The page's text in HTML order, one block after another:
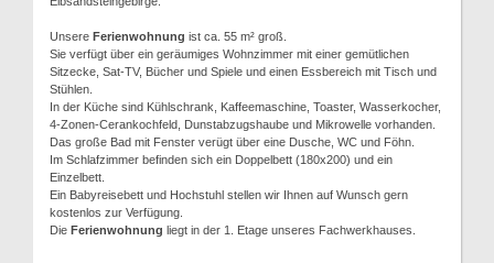
Unsere Ferienwohnung ist ca. 55 m² groß.
Sie verfügt über ein geräumiges Wohnzimmer mit einer gemütlichen
Sitzecke, Sat-TV, Bücher und Spiele und einen Essbereich mit Tisch und
Stühlen.
In der Küche sind Kühlschrank, Kaffeemaschine, Toaster, Wasserkocher,
4-Zonen-Cerankochfeld, Dunstabzugshaube und Mikrowelle vorhanden.
Das große Bad mit Fenster verügt über eine Dusche, WC und Föhn.
Im Schlafzimmer befinden sich ein Doppelbett (180x200) und ein
Einzelbett.
Ein Babyreisebett und Hochstuhl stellen wir Ihnen auf Wunsch gern
kostenlos zur Verfügung.
Die Ferienwohnung liegt in der 1. Etage unseres Fachwerkhauses.